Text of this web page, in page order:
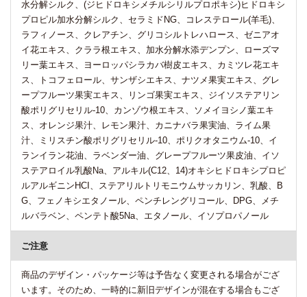
水分解シルク、(ジヒドロキシメチルシリルプロポキシ)ヒドロキシ
プロピル加水分解シルク、セラミドNG、コレステロール(羊毛)、
ラフィノース、クレアチン、グリコシルトレハロース、ゼニアオ
イ花エキス、クララ根エキス、加水分解水添デンプン、ローズマ
リー葉エキス、ヨーロッパシラカバ樹皮エキス、カミツレ花エキ
ス、トコフェロール、サンザシエキス、ナツメ果実エキス、グレ
ープフルーツ果実エキス、リンゴ果実エキス、ジイソステアリン
酸ポリグリセリル-10、カンゾウ根エキス、ソメイヨシノ葉エキ
ス、オレンジ果汁、レモン果汁、カニナバラ果実油、ライム果
汁、ミリスチン酸ポリグリセリル-10、ポリクオタニウム-10、イ
ランイラン花油、ラベンダー油、グレープフルーツ果皮油、イソ
ステアロイル乳酸Na、アルキル(C12、14)オキシヒドロキシプロピ
ルアルギニンHCI、ステアリルトリモニウムサッカリン、乳酸、B
G、フェノキシエタノール、ペンチレングリコール、DPG、メチ
ルバラベン、ペンテト酸5Na、エタノール、イソプロパノール
ご注意
商品のデザイン・パッケージ等は予告なく変更される場合がござ
います。そのため、一時的に新旧デザインが混在する場合もござ